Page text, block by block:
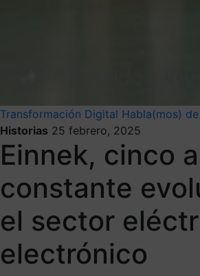
Transformación Digital Habla(mos)
Historias 25 febrero, 2025
Einnek, cinco
constante
el sector
electrónico